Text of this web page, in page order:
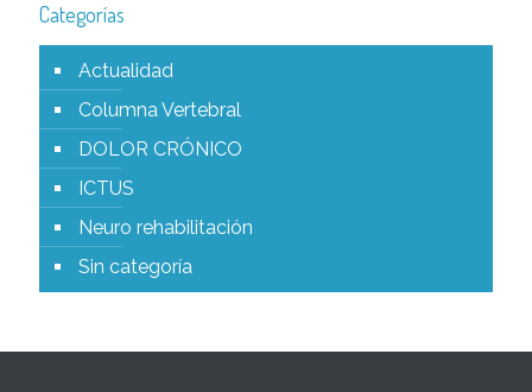
Categorías
Actualidad
Columna Vertebral
DOLOR CRÓNICO
ICTUS
Neuro rehabilitación
Sin categoría